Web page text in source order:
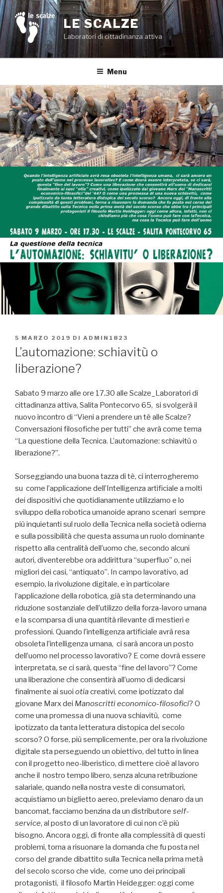
Salta
al
contenuto
LE SCALZE
Laboratori di cittadinanza attiva
Menu
PUBBLICATO
IL
5 MARZO 2019 DI ADMIN1823
L’automazione: schiavitù o
liberazione?
Sabato 9 marzo alle ore 17.30 alle Scalze_Laboratori di
cittadinanza attiva, Salita Pontecorvo 65, si svolgerà il
nuovo incontro di “Vieni a prendere un tè alle Scalze?
Conversazioni filosofiche per tutti” che avrà come tema
“La questione della Tecnica. L’automazione: schiavitù o
liberazione?”.
Sorseggiando una buona tazza di tè, ci interrogheremo
su come l’applicazione dell’Intelligenza artificiale a molti
dei dispositivi che quotidianamente utilizziamo e lo
sviluppo della robotica umanoide aprano scenari sempre
più inquietanti sul ruolo della Tecnica nella società odierna
e sulla possibilità che questa assuma un ruolo dominante
rispetto alla centralità dell’uomo che, secondo alcuni
autori, diventerebbe ora addirittura “superfluo” o, nei
migliori dei casi, “antiquato”. In campo lavorativo, ad
esempio, la rivoluzione digitale, e in particolare
l’applicazione della robotica, già sta determinando una
riduzione sostanziale dell’utilizzo della forza-lavoro umana
e la scomparsa di una quantità rilevante di mestieri e
professioni. Quando l’intelligenza artificiale avrà resa
obsoleta l’intelligenza umana, ci sarà ancora un posto
dell’uomo nel processo lavorativo? E come dovrà essere
interpretata, se ci sarà, questa “fine del lavoro”? Come
una liberazione che consentirà all’uomo di dedicarsi
finalmente ai suoi otiacreativi, come ipotizzato dal
giovane Marx dei Manoscritti economico-filosofici? O
come una promessa di una nuova schiavitù, come
ipotizzato da tanta letteratura distopica del secolo
scorso? O forse, più semplicemente, per ora la rivoluzione
digitale sta perseguendo un obiettivo, del tutto in linea
con il progetto neo-liberistico, di mettere cioè al lavoro
anche il nostro tempo libero, senza alcuna retribuzione
salariale, quando nella nostra veste di consumatori,
acquistiamo un biglietto aereo, preleviamo denaro da un
bancomat, facciamo benzina da un distributore self-
service, al posto di un lavoratore di cui non c’è più
bisogno. Ancora oggi, di fronte alla complessità di questi
problemi, torna a risuonare la domanda che fu posta nel
corso del grande dibattito sulla Tecnica nella prima metà
del secolo scorso che vide, come uno dei principali
protagonisti, il filosofo Martin Heidegger: oggi come